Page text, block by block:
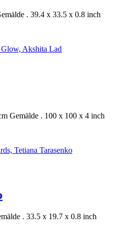
. 39.4 x 33.5 x 0.8 inch
Gemälde . 100 x 100 x 4 inch
. 33.5 x 19.7 x 0.8 inch